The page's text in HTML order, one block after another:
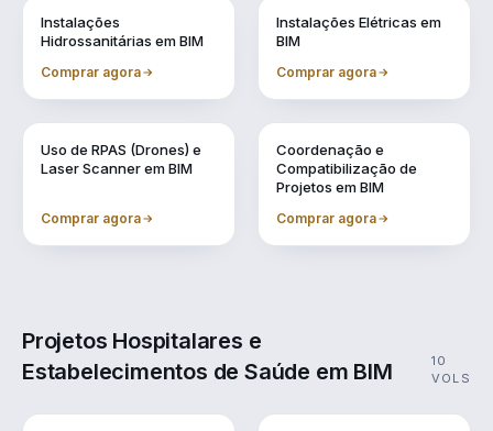
Instalações
Hidrossanitárias em BIM
Comprar agora
Instalações Elétricas em
BIM
Comprar agora
Uso de RPAS (Drones) e
Laser Scanner em BIM
Comprar agora
Coordenação e
Compatibilização de
Projetos em BIM
Comprar agora
Projetos Hospitalares e
Estabelecimentos de Saúde em BIM
10
VOLS